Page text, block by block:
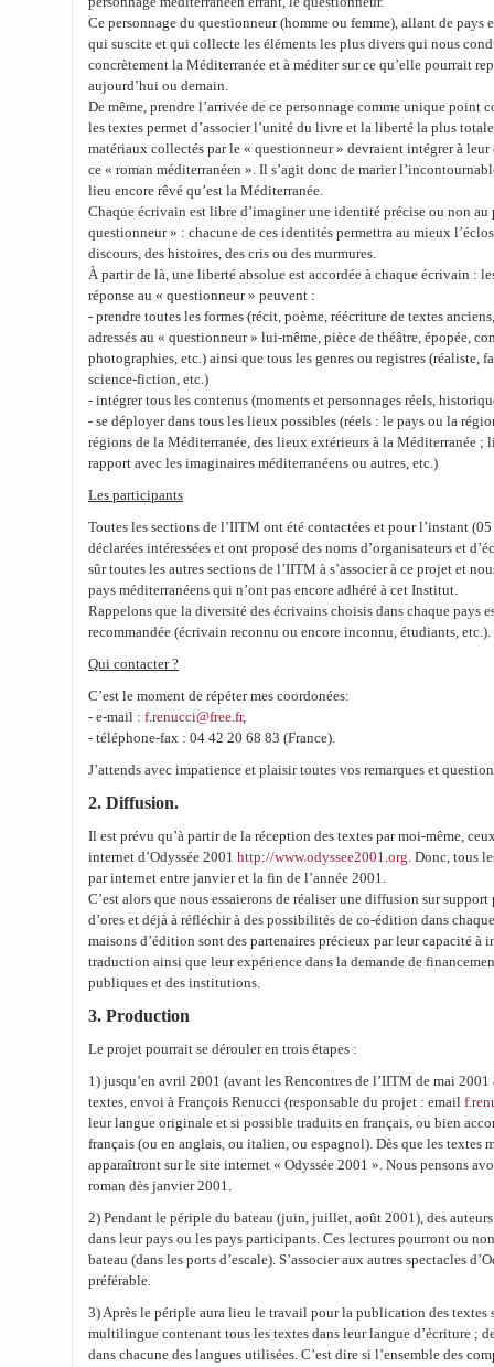
Ce personnage du questionneur (homme ou femme), allant de pays
qui suscite et qui collecte les éléments les plus divers qui nous
concrètement la Méditerranée et à méditer sur ce qu’elle pourrait
aujourd’hui ou demain.
De même, prendre l’arrivée de ce personnage comme unique point
les textes permet d’associer l’unité du livre et la liberté la plus
matériaux collectés par le « questionneur » devraient intégrer à leur
ce « roman méditerranéen ». Il s’agit donc de marier
lieu encore rêvé qu’est la Méditerranée.
Chaque écrivain est libre d’imaginer une identité précise ou non au
questionneur » : chacune de ces identités permettra au mieux
discours, des histoires, des cris ou des murmures.
À partir de là, une liberté absolue est accordée à chaque écrivain :
réponse au « questionneur » peuvent :
- prendre toutes les formes (récit, poème, réécriture de textes
adressés au « questionneur » lui-même, pièce de théâtre, épopée,
photographies, etc.) ainsi que tous les genres ou registres (réaliste,
science-fiction, etc.)
- intégrer tous les contenus (moments et personnages réels,
- se déployer dans tous les lieux possibles (réels : le pays ou la
régions de la Méditerranée, des lieux extérieurs à la Méditerranée ;
rapport avec les imaginaires méditerranéens ou autres, etc.)
Les participants
Toutes les sections de l’IITM ont été contactées et pour l’instant
déclarées intéressées et ont proposé des noms d’organisateurs et
sûr toutes les autres sections de l’IITM à s’associer à ce projet et
pays méditerranéens qui n’ont pas encore adhéré à cet Institut.
Rappelons que la diversité des écrivains choisis dans chaque pays
recommandée (écrivain reconnu ou encore inconnu, étudiants, etc.).
Qui contacter ?
C’est le moment de répéter mes coordonées:
- e-mail : f.renucci@free.fr,
- téléphone-fax : 04 42 20 68 83 (France).
J’attends avec impatience et plaisir toutes vos remarques et
2. Diffusion.
Il est prévu qu’à partir de la réception des textes par moi-même,
internet d’Odyssée 2001 http://www.odyssee2001.org. Donc, tous
par internet entre janvier et la fin de l’année 2001.
C’est alors que nous essaierons de réaliser une diffusion sur
d’ores et déjà à réfléchir à des possibilités de co-édition dans
maisons d’édition sont des partenaires précieux par leur capacité à
traduction ainsi que leur expérience dans la demande de
publiques et des institutions.
3. Production
Le projet pourrait se dérouler en trois étapes :
1) jusqu’en avril 2001 (avant les Rencontres de l’IITM de mai
textes, envoi à François Renucci (responsable du projet : email
leur langue originale et si possible traduits en français, ou bien
français (ou en anglais, ou italien, ou espagnol). Dès que les textes
apparaîtront sur le site internet « Odyssée 2001 ». Nous pensons
roman dès janvier 2001.
2) Pendant le périple du bateau (juin, juillet, août 2001), des
dans leur pays ou les pays participants. Ces lectures pourront ou
bateau (dans les ports d’escale). S’associer aux autres spectacles
préférable.
3) Après le périple aura lieu le travail pour la publication des textes
multilingue contenant tous les textes dans leur langue d’écriture ;
dans chacune des langues utilisées. C’est dire si l’ensemble des